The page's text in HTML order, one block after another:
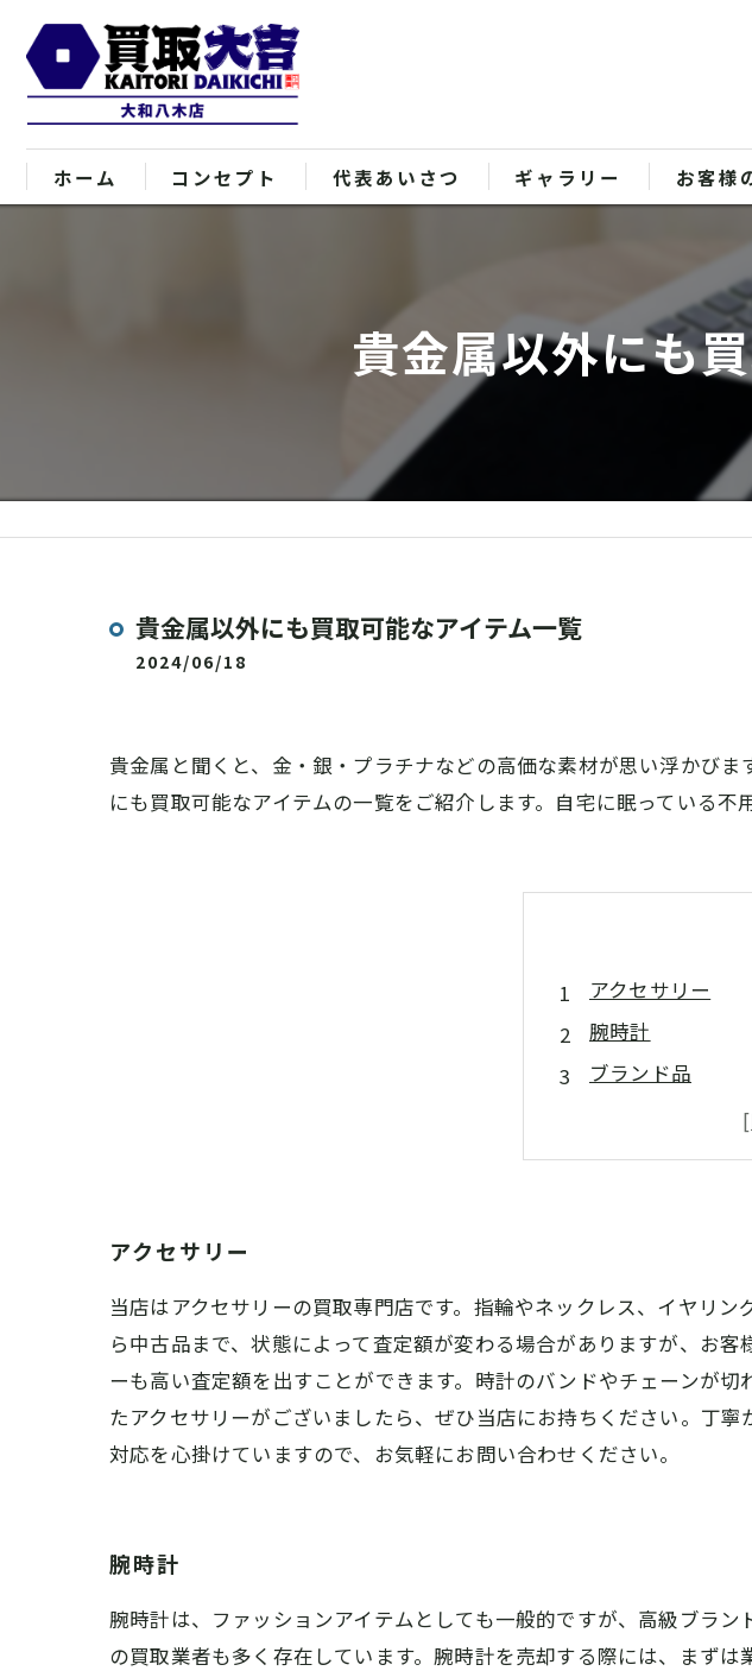
ホーム コンセプト 代表あいさつ ギャラリー お客様
貴金属以外にも
貴金属以外にも買取可能なアイテム一覧
2024/06/18
貴金属と聞くと、金・銀・プラチナなどの高価な素材が思い浮かび
にも買取可能なアイテムの一覧をご紹介します。自宅に眠っている不
アクセサリー
腕時計
ブランド品
家電製品
アクセサリー
当店はアクセサリーの買取専門店です。指輪やネックレス、イヤリ
ら中古品まで、状態によって査定額が変わる場合がありますが、お
ーも高い査定額を出すことができます。時計のバンドやチェーンが
たアクセサリーがございましたら、ぜひ当店にお持ちください。丁
対応を心掛けていますので、お気軽にお問い合わせください。
腕時計
腕時計は、ファッションアイテムとしても一般的ですが、高級ブラ
の買取業者も多く存在しています。腕時計を売却する際には、まず